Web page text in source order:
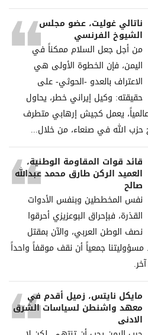
ناتالي غوليت، عضو مجلس
الشيوخ الفرنسي
من أجل جعل السلام ممكناً في
اليمن، فإن الخطوة الأولى هي
الاعتراف بالعدو -الحوثي- على
حقيقته: وكيل إيراني خطر، يحاول
يعمل كجيش إرهابي متطرف
حزب الله في صنعاء، من خلال...
قائد قوات المقاومة الوطنية،
العميد الركن طارق محمد عبدالله
صالح
نفس المخططين وبنفس الأدوات
القذرة، فبإحراق البوعزيزي أحرقوا
نصف الوطن العربي، والآن بمقتل
جمعياً أن نقف موقفاً واحداً
مايكل نايتس، زميل أقدم في
معهد واشنطن لسياسات الشرق
الادنى